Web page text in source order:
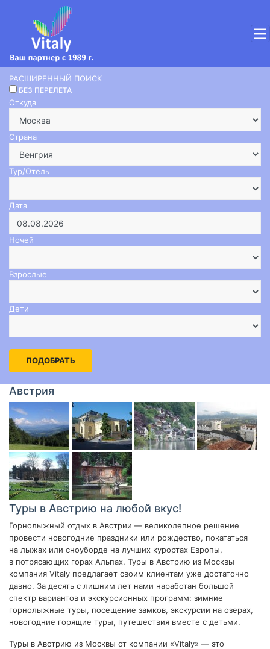
РАСШИРЕННЫЙ ПОИСК
БЕЗ ПЕРЕЛЕТА
Откуда
Страна
Тур/Отель
Дата
Ночей
Взрослые
Дети
ПОДОБРАТЬ
Австрия
Туры в Австрию на любой вкус!
Горнолыжный отдых в Австрии — великолепное решение
провести новогодние праздники или рождество, покататься
на лыжах или сноуборде на лучших курортах Европы,
в потрясающих горах Альпах. Туры в Австрию из Москвы
компания Vitaly предлагает своим клиентам уже достаточно
давно. За десять с лишним лет нами наработан большой
спектр вариантов и экскурсионных программ: зимние
горнолыжные туры, посещение замков, экскурсии на озерах,
новогодние горящие туры, путешествия вместе с детьми.
Туры в Австрию из Москвы от компании «Vitaly» — это